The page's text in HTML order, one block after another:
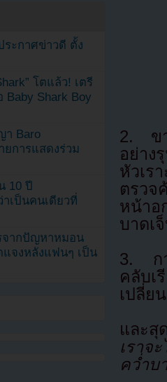
2. ขา
อย่าง
หัวเร
ตรวจ
หน้าอ
บาดเ
3. กา
คลับเ
เปลี่ย
และ
เราจ
คว่ำบ
ระกาศข่าวดี ตั้ง
โตแล้ว! เตรี
Baby Shark Boy
า Baro
ยการแสดงร่วม
10 ปี
าเป็นคนเดียวที่
จากปัญหาหมอน
จงหลังแฟนๆ เป็น